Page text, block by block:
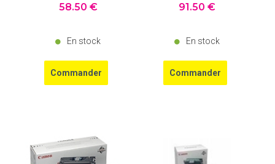
58.50 €
En stock
91.50 €
En stock